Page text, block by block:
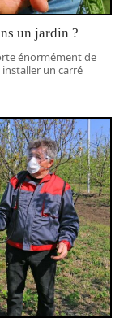
un jardin ?
énormément de
installer un carré